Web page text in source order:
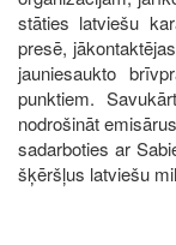
stāties latviešu
presē,
jauniesaukto
punktiem.
nodrošināt
sadarboties ar
šķēršļus latviešu